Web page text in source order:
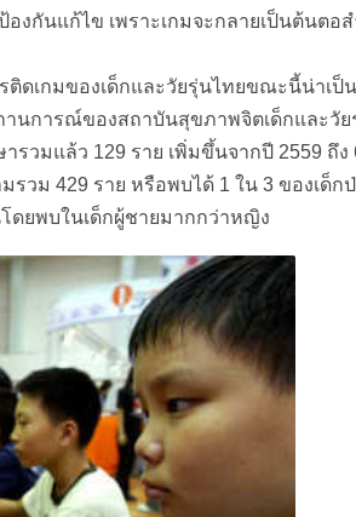
องกันแก้ไข เพราะเกมจะกลายเป็นต้นตอ
ดเกมของเด็กและวัยรุ่นไทยขณะนี้น่าเป็
านการณ์ของสถาบันสุขภาพจิตเด็กและวั
รวมแล้ว 129 ราย เพิ่มขึ้นจากปี 2559 ถึง
วม 429 ราย หรือพบได้ 1 ใน 3 ของเด็ก
ยพบในเด็กผู้ชายมากกว่าหญิง